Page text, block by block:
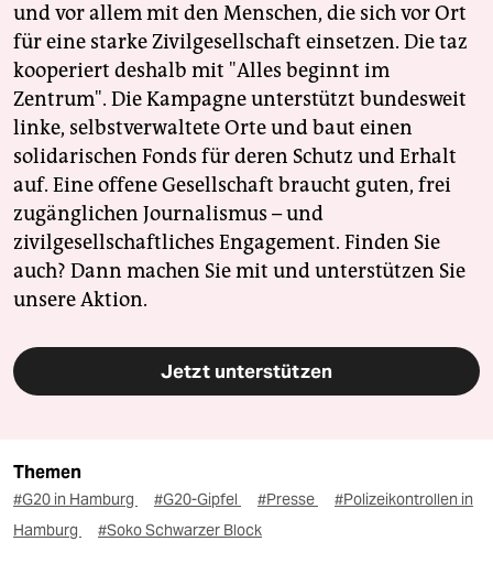
und vor allem mit den Menschen, die sich vor Ort
für eine starke Zivilgesellschaft einsetzen. Die taz
kooperiert deshalb mit "Alles beginnt im
Zentrum". Die Kampagne unterstützt bundesweit
linke, selbstverwaltete Orte und baut einen
solidarischen Fonds für deren Schutz und Erhalt
auf. Eine offene Gesellschaft braucht guten, frei
zugänglichen Journalismus – und
zivilgesellschaftliches Engagement. Finden Sie
auch? Dann machen Sie mit und unterstützen Sie
unsere Aktion.
Jetzt unterstützen
Themen
#G20 in Hamburg #G20-Gipfel #Presse
#Polizeikontrollen in
Hamburg
#Soko Schwarzer Block